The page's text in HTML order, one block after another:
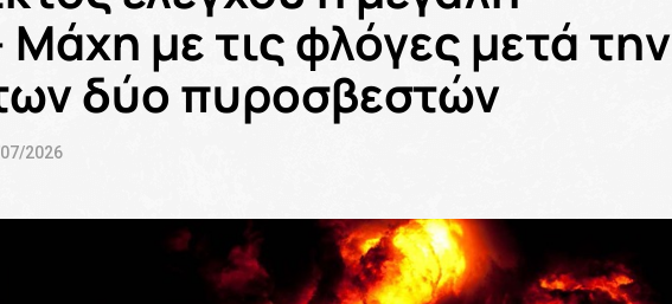
με τις φλόγες μετά την
δύο πυροσβεστών
2026